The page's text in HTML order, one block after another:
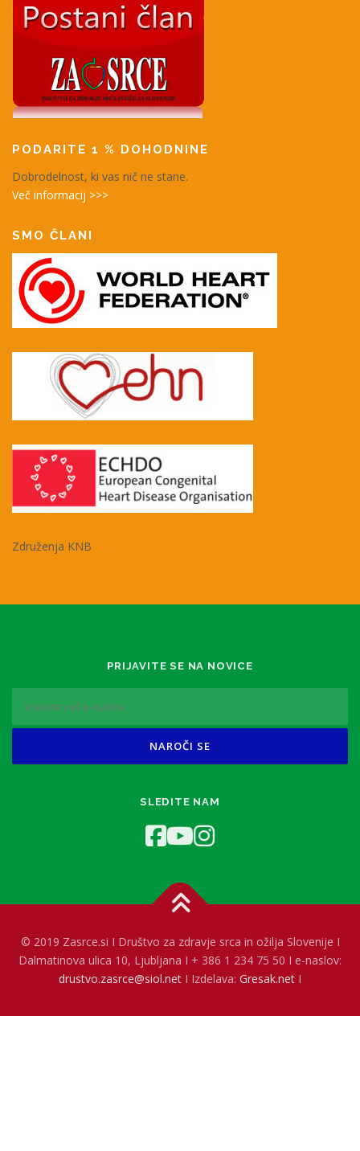
PODARITE 1 % DOHODNINE
Dobrodelnost, ki vas nič ne stane.
Več informacij >>>
SMO ČLANI
Združenja KNB
PRIJAVITE SE NA NOVICE
SLEDITE NAM
© 2019 Zasrce.si I Društvo za zdravje srca in ožilja Slovenije I
Dalmatinova ulica 10, Ljubljana I + 386 1 234 75 50 I e-naslov:
drustvo.zasrce@siol.net I Izdelava: Gresak.net I